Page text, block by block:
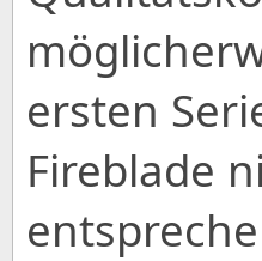
ersten
Fireblade